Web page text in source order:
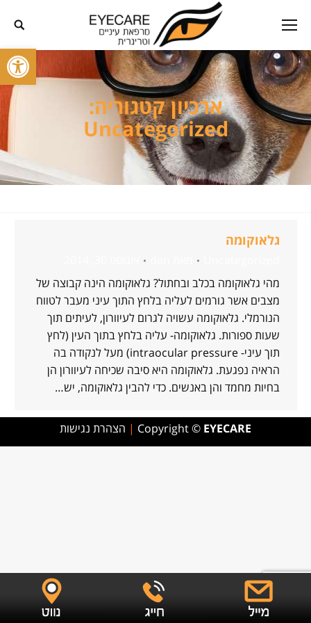
פתח
ארכיון קטגוריה:
Uncategorized
גלאוקומה
מהי גלאוקומה בכלב ובחתול? גלאוקומה הינה קבוצה של
מצבים אשר גורמים לעליה בלחץ התוך עיני מעבר לטווח
הנורמלי. גלאוקומה עשויה לגרום לעיוורון, לעיתים תוך
שעות ספורות. גלאוקומה- עליה בלחץ בתוך העין (לחץ
תוך עיני- intraocular pressure) מעל לנקודה בה
הראיה נפגעת. גלאוקומה היא סיבה שכיחה לעיוורון הן
בחיות מחמד והן באנשים. כדי להבין גלאוקומה, יש…
Copyright © EYECARE
| הצהרת נגישות